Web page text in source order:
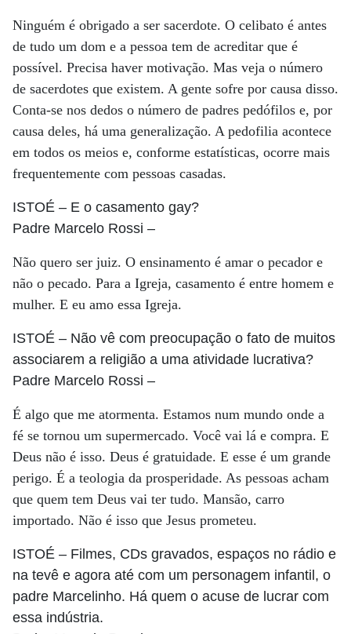
Ninguém é obrigado a ser sacerdote. O celibato é antes
de tudo um dom e a pessoa tem de acreditar que é
possível. Precisa haver motivação. Mas veja o número
de sacerdotes que existem. A gente sofre por causa disso.
Conta-se nos dedos o número de padres pedófilos e, por
causa deles, há uma generalização. A pedofilia acontece
em todos os meios e, conforme estatísticas, ocorre mais
frequentemente com pessoas casadas.
ISTOÉ – E o casamento gay?
Padre Marcelo Rossi –
Não quero ser juiz. O ensinamento é amar o pecador e
não o pecado. Para a Igreja, casamento é entre homem e
mulher. E eu amo essa Igreja.
ISTOÉ – Não vê com preocupação o fato de muitos
associarem a religião a uma atividade lucrativa?
Padre Marcelo Rossi –
É algo que me atormenta. Estamos num mundo onde a
fé se tornou um supermercado. Você vai lá e compra. E
Deus não é isso. Deus é gratuidade. E esse é um grande
perigo. É a teologia da prosperidade. As pessoas acham
que quem tem Deus vai ter tudo. Mansão, carro
importado. Não é isso que Jesus prometeu.
ISTOÉ – Filmes, CDs gravados, espaços no rádio e
na tevê e agora até com um personagem infantil, o
padre Marcelinho. Há quem o acuse de lucrar com
essa indústria.